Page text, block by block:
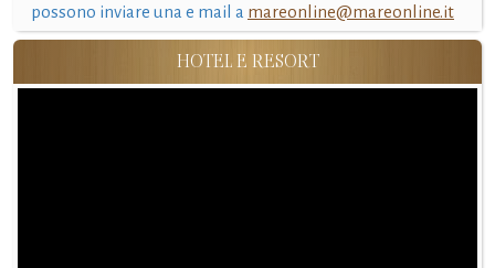
possono inviare una e mail a mareonline@mareonline.it
HOTEL E RESORT